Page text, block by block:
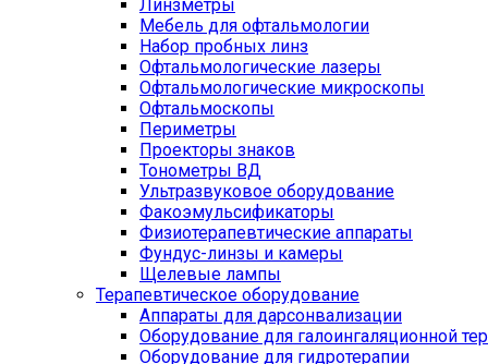
Линзметры
Мебель для офтальмологии
Набор пробных линз
Офтальмологические лазеры
Офтальмологические микроскопы
Офтальмоскопы
Периметры
Проекторы знаков
Тонометры ВД
Ультразвуковое оборудование
Факоэмульсификаторы
Физиотерапевтические аппараты
Фундус-линзы и камеры
Щелевые лампы
Терапевтическое оборудование
Аппараты для дарсонвализации
Оборудование для галоингаляционной
Оборудование для гидротерапии